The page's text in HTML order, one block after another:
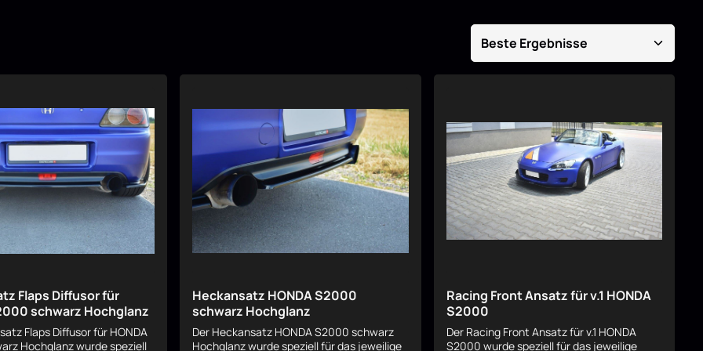
Flaps Diffusor für
schwarz Hochglanz
Flaps Diffusor für HONDA
Hochglanz wurde speziell
Heckansatz HONDA S2000
schwarz Hochglanz
Der Heckansatz HONDA S2000 schwarz
Hochglanz wurde speziell für das jeweilige
Racing Front Ansatz für v.1 HONDA
S2000
Der Racing Front Ansatz für v.1 HONDA
S2000 wurde speziell für das jeweilige